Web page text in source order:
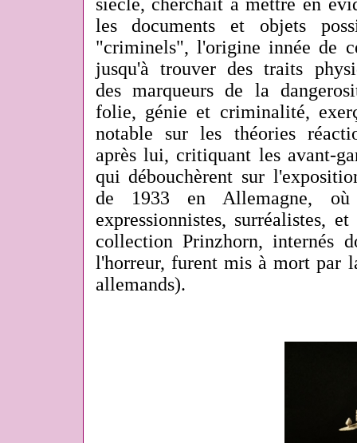
les documents et objets
"criminels", l'origine innée de
jusqu'à trouver des traits
des marqueurs de la
folie, génie et criminalité,
notable sur les théories
après lui, critiquant les avant-
qui débouchèrent sur
de 1933 en Allemagne,
expressionnistes, surréalistes,
collection Prinzhorn, internés
l'horreur, furent mis à mort par
allemands).